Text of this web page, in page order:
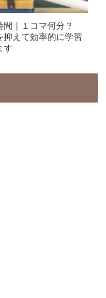
間｜１コマ何分？
抑えて効率的に学習
す